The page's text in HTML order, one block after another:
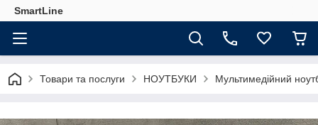
SmartLine
Товари та послуги НОУТБУКИ Мультимедійний